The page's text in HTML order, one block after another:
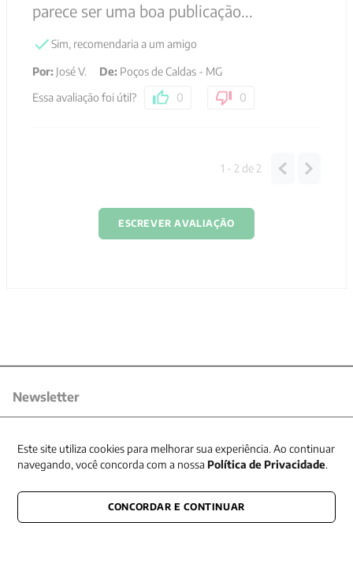
parece ser uma boa publicação...
Sim, recomendaria a um amigo
Por: José V. De: Poços de Caldas - MG
Essa avaliação foi útil?
0 0
1 - 2 de2
ESCREVER AVALIAÇÃO
Newsletter
CONECTE-SE CONOSCO
Este site utiliza cookies para melhorar sua experiência. Ao continuar
navegando, você concorda com a nossa Política de Privacidade.
CONCORDAR E CONTINUAR